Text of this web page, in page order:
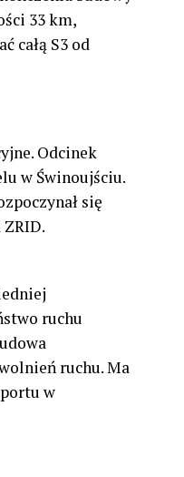
33 km,
całą S3 od
Odcinek
w Świnoujściu.
się
ruchu
ruchu. Ma
w